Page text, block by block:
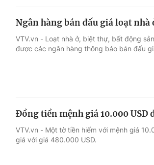
Ngân hàng bán đấu giá loạt
VTV.vn - Loạt nhà ở, biệt thự, bất động
được các ngân hàng thông báo bán đấu
Đồng tiền mệnh giá 10.000 USD
VTV.vn - Một tờ tiền hiếm với mệnh giá
giá với giá 480.000 USD.